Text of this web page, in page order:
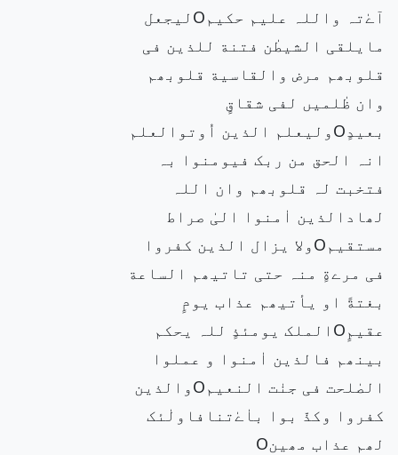
آےٰتہ واللہ علیم حکیمOلیجعل
مایلقی الشیطٰن فتنة للذین فی
قلوبھم مرض والقاسیة قلوبھم
وان ظٰلمیں لفی شقاقٍ
بعیدٍOولیعلم الذین اُوتوالعلم
انہ الحق من ربک فیومنوا بہ
فتخبت لہ قلوبھم وان اللہ
لھادالذین اٰمنوا الیٰ صراط
مستقیمOولا یزال الذین کفروا
فی مرےةٍ منہ حتی تاتیھم الساعة
بغتةً او یأتیھم عذاب یومٍ
عقیمٍOالملک یومئذٍ للہ یحکم
بینھم فالذین اٰمنوا و عملوا
الصٰلحت فی جنٰت النعیمOوالذین
کفروا وکذّ بوا باٰےٰتنافاولٰئک
لھم عذاب مھینO